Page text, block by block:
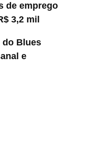
de emprego
3,2 mil
do Blues
e